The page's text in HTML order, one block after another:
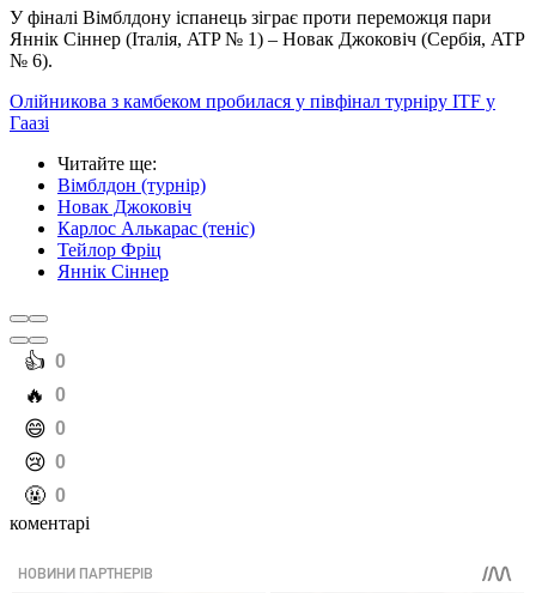
У фіналі Вімблдону іспанець зіграє проти переможця пари
Яннік Сіннер (Італія, ATP № 1) – Новак Джоковіч (Сербія, ATP
№ 6).
Олійникова з камбеком пробилася у півфінал турніру ITF у
Гаазі
Читайте ще:
Вімблдон (турнір)
Новак Джоковіч
Карлос Алькарас (теніс)
Тейлор Фріц
Яннік Сіннер
️👍 0
️🔥 0
️😄 0
️😢 0
️🤬 0
коментарі